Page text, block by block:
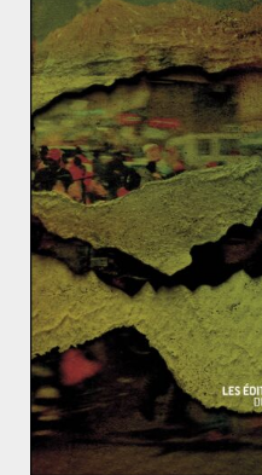
ci d’avoir un accès direct
géants américains des
leurs usagers. [4]
En Russie, où le blocage
même ligne que la
usagers a provoqué des
à Moscou le 30 avril et
Bien que minoritaire, une
s’oppose à l’interdiction
Alors que leur
par la volonté de
correspondance, ces
également les
ligne politique
par le gouvernement, et le